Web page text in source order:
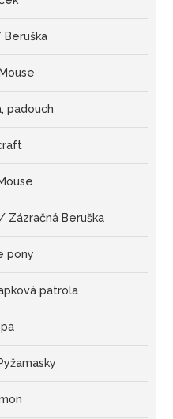
padouch
Zázračná Beruška
pony
patrola